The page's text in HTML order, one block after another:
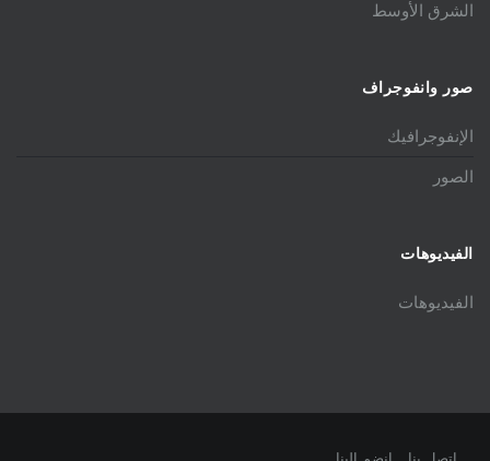
الشرق الأوسط
صور وانفوجراف
الإنفوجرافيك
الصور
الفيديوهات
الفيديوهات